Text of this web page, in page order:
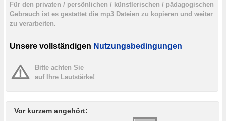
Für den privaten / persönlichen / künstlerischen / pädagogischen
Gebrauch ist es gestattet die mp3 Dateien zu kopieren und weiter
zu verarbeiten.
Unsere vollständigen Nutzungsbedingungen
Bitte achten Sie
auf Ihre Lautstärke!
Vor kurzem angehört: